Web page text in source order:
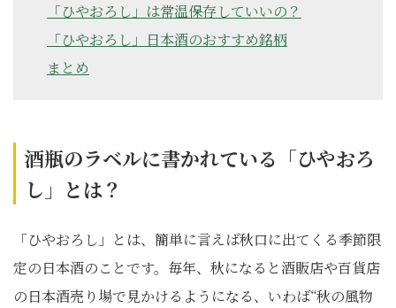
「ひやおろし」は常温保存していいの？
「ひやおろし」日本酒のおすすめ銘柄
まとめ
酒瓶のラベルに書かれている「ひやおろ
し」とは？
「ひやおろし」とは、簡単に言えば秋口に出てくる季節限
定の日本酒のことです。毎年、秋になると酒販店や百貨店
の日本酒売り場で見かけるようになる、いわば“秋の風物